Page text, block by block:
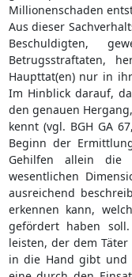
Millionenschaden
Aus dieser
Beschuldigten,
Betrugsstraftaten,
Haupttat(en) nur in
Im Hinblick darauf,
den genauen
kennt (vgl. BGH GA
Beginn der
Gehilfen allein die
wesentlichen
ausreichend
erkennen kann,
gefördert haben
leisten, der dem
in die Hand gibt und